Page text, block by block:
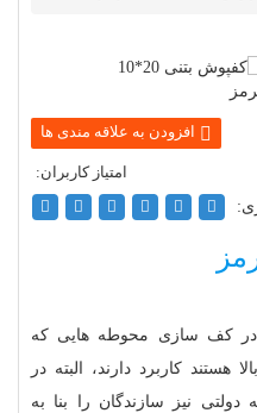
در کف سازی محوطه هایی که
هستند کاربرد دارند، البته در
نیز سازندگان را بنا به